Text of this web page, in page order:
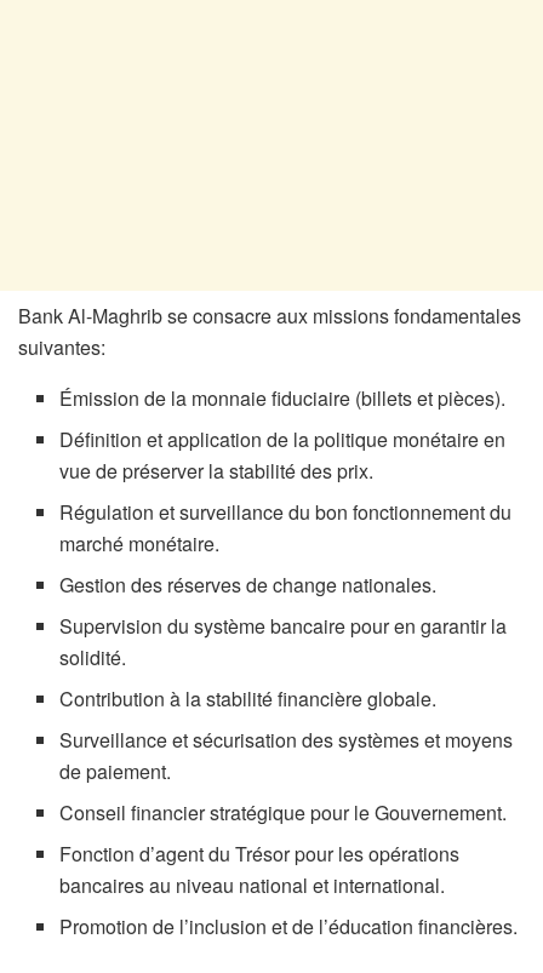
Bank Al-Maghrib se consacre aux missions fondamentales
suivantes:
Émission de la monnaie fiduciaire (billets et pièces).
Définition et application de la politique monétaire en
vue de préserver la stabilité des prix.
Régulation et surveillance du bon fonctionnement du
marché monétaire.
Gestion des réserves de change nationales.
Supervision du système bancaire pour en garantir la
solidité.
Contribution à la stabilité financière globale.
Surveillance et sécurisation des systèmes et moyens
de paiement.
Conseil financier stratégique pour le Gouvernement.
Fonction d’agent du Trésor pour les opérations
bancaires au niveau national et international.
Promotion de l’inclusion et de l’éducation financières.